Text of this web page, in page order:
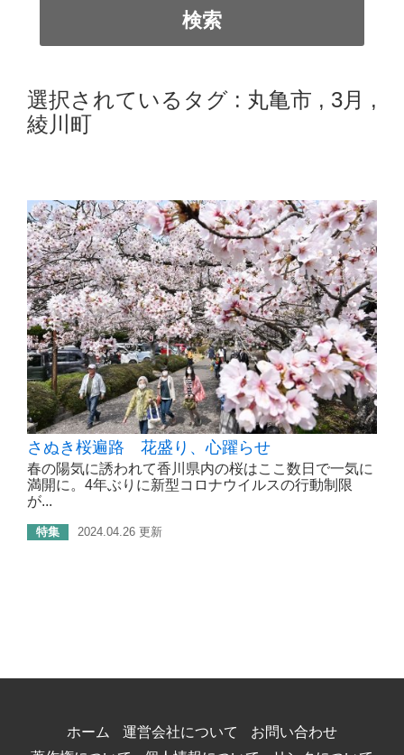
選択されているタグ : 丸亀市 , 3月
,
綾川町
さぬき桜遍路 花盛り、心躍らせ
春の陽気に誘われて香川県内の桜はここ数日で一気に
満開に。4年ぶりに新型コロナウイルスの行動制限
が...
特集 2024.04.26 更新
ホーム 運営会社について
お問い合わせ